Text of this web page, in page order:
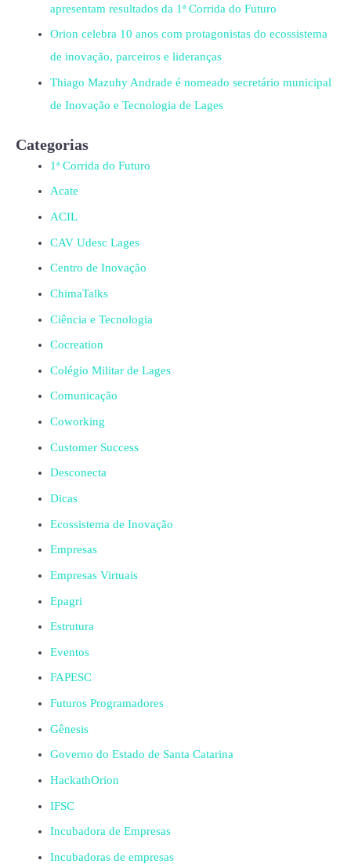
apresentam resultados da 1ª Corrida do Futuro
Orion celebra 10 anos com protagonistas do ecossistema
de inovação, parceiros e lideranças
Thiago Mazuhy Andrade é nomeado secretário municipal
de Inovação e Tecnologia de Lages
Categorias
1ª Corrida do Futuro
Acate
ACIL
CAV Udesc Lages
Centro de Inovação
ChimaTalks
Ciência e Tecnologia
Cocreation
Colégio Militar de Lages
Comunicação
Coworking
Customer Success
Desconecta
Dicas
Ecossistema de Inovação
Empresas
Empresas Virtuais
Epagri
Estrutura
Eventos
FAPESC
Futuros Programadores
Gênesis
Governo do Estado de Santa Catarina
HackathOrion
IFSC
Incubadora de Empresas
Incubadoras de empresas